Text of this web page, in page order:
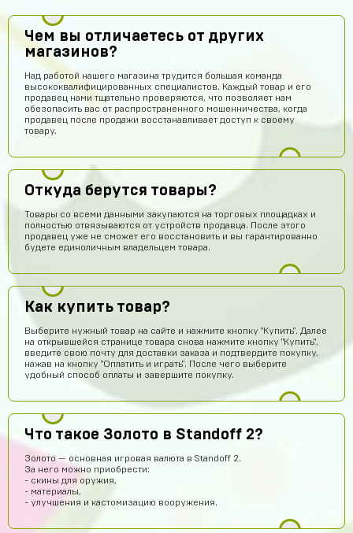
Чем вы отличаетесь от других
магазинов?
Над работой нашего магазина трудится большая команда
высококвалифицированных специалистов. Каждый товар и его
продавец нами тщательно проверяются, что позволяет нам
обезопасить вас от распространенного мошенничества, когда
продавец после продажи восстанавливает доступ к своему
товару.
Откуда берутся товары?
Товары со всеми данными закупаются на торговых площадках и
полностью отвязываются от устройств продавца. После этого
продавец уже не сможет его восстановить и вы гарантированно
будете единоличным владельцем товара.
Как купить товар?
Выберите нужный товар на сайте и нажмите кнопку "Купить". Далее
на открывшейся странице товара снова нажмите кнопку "Купить",
введите свою почту для доставки заказа и подтвердите покупку,
нажав на кнопку "Оплатить и играть". После чего выберите
удобный способ оплаты и завершите покупку.
Что такое Золото в Standoff 2?
Золото — основная игровая валюта в Standoff 2.
За него можно приобрести:
- скины для оружия,
- материалы,
- улучшения и кастомизацию вооружения.
Саша Соколов
Нет магаз не кидает все клево
ksgs 14 часов назад